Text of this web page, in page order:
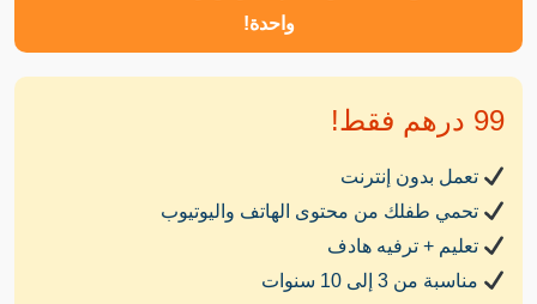
واحدة!
99 درهم فقط!
تعمل بدون إنترنت
تحمي طفلك من محتوى الهاتف واليوتيوب
تعليم + ترفيه هادف
مناسبة من 3 إلى 10 سنوات